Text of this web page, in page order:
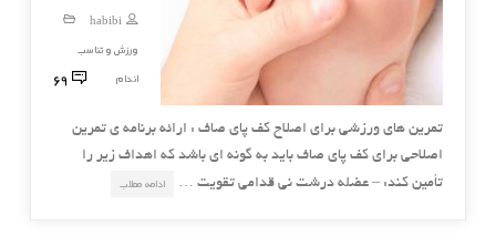
habibi
ورزش و تناسب
اندام
69
تمرین های ورزشی برای اصلاح کف پای صاف : ارائه برنامه ی تمرین
اصلاحی برای کف پای صاف باید به گونه ای باشد که اهداف زیر را
تأمین کند: – عضله درشت نی قدامی تقویت …
ادامه مطلب